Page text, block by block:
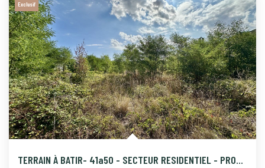
Exclusif
TERRAIN À BATIR- 41a50 - SECTEUR RESIDENTIEL - PROCHE A36